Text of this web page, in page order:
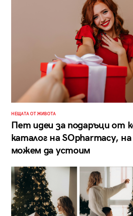
НЕЩАТА ОТ ЖИВОТА
Пет идеи за подаръци от
каталог на SОpharmacy,
можем да устоим